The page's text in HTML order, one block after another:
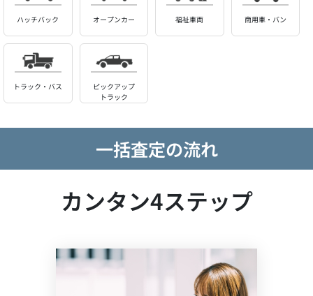
ハッチバック オープンカー 福祉車両 商用車・バン
トラック・バス
ピックアップ
トラック
一括査定の流れ
カンタン4ステップ